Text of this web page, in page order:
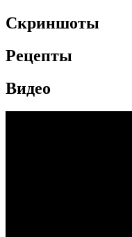
Скриншоты
Рецепты
Видео